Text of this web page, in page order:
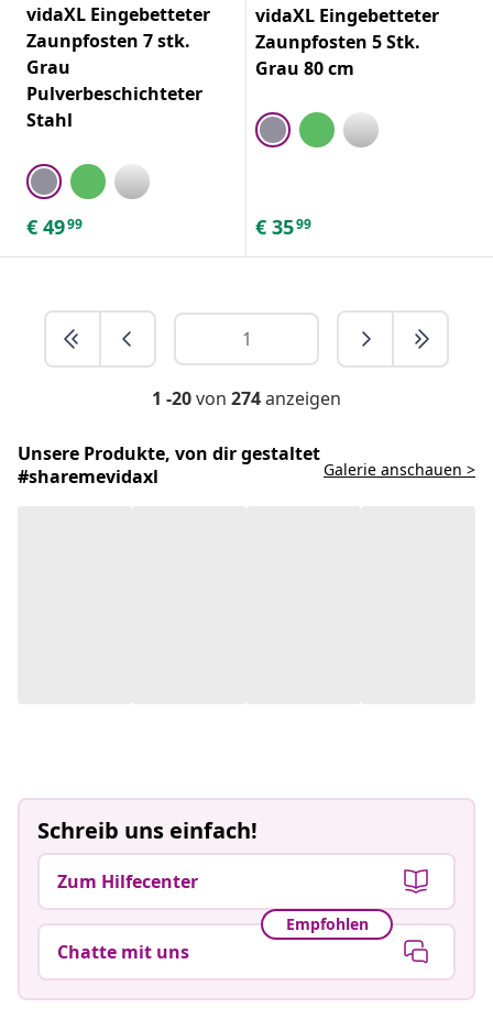
vidaXL Eingebetteter
Zaunpfosten 7 stk.
Grau
Pulverbeschichteter
Stahl
€ 4999
vidaXL Eingebetteter
Zaunpfosten 5 Stk.
Grau 80 cm
€ 3599
1 -20von 274anzeigen
Unsere Produkte, von dir gestaltet
#sharemevidaxl
Galerie anschauen >
Schreib uns einfach!
Zum Hilfecenter
Empfohlen
Chatte mit uns